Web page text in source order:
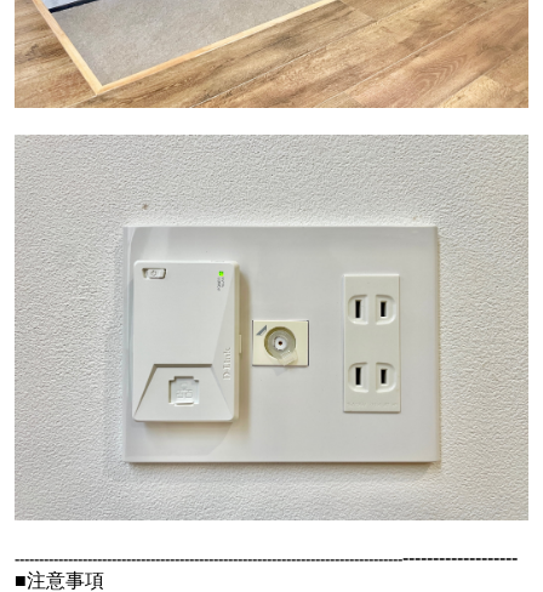
---------------------------------------------------------------------------------------------------
■注意事項